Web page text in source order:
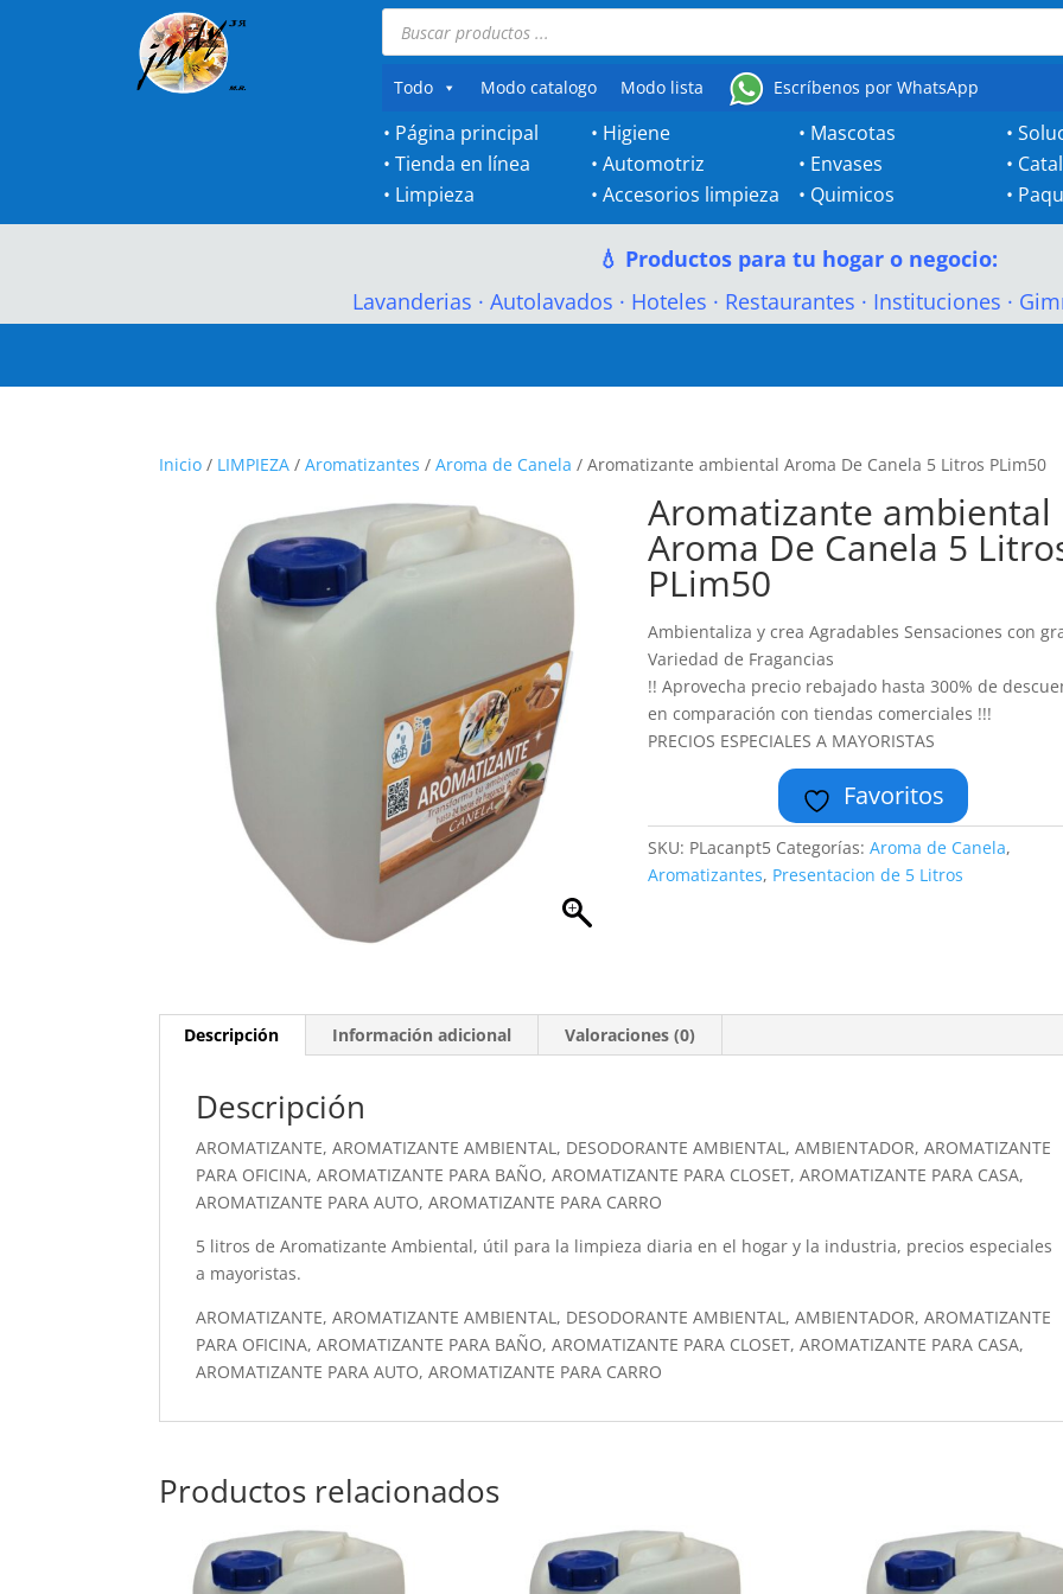
Búsqueda
productos
Todo
Modo catalogo Modo lista Escríbenos por WhatsApp
• Página principal
•Tienda en línea
• Limpieza
• Higiene
•Automotriz
•Accesorios limpieza
• Mascotas
• Envases
• Quimicos
•
•
•
💧 Productos para tu hogar o negocio:
Lavanderias · Autolavados · Hoteles · Restaurantes · Instituciones ·
Inicio / LIMPIEZA /Aromatizantes /Aroma de Canela / Aromatizante ambiental Aroma De Canela 5 Litros PLim50
Aromatizante ambiental
Aroma De Canela 5
PLim50
Ambientaliza y crea Agradables Sensaciones con
Variedad de Fragancias
!! Aprovecha precio rebajado hasta 300% de
en comparación con tiendas comerciales !!!
PRECIOS ESPECIALES A MAYORISTAS
Favoritos
SKU: PLacanpt5 Categorías:Aroma de Canela,
Aromatizantes, Presentacion de 5 Litros
Descripción Información adicional Valoraciones (0)
Descripción
AROMATIZANTE, AROMATIZANTE AMBIENTAL, DESODORANTE AMBIENTAL, AMBIENTADOR, AROMATIZANTE
PARA OFICINA, AROMATIZANTE PARA BAÑO, AROMATIZANTE PARA CLOSET, AROMATIZANTE PARA CASA,
AROMATIZANTE PARA AUTO, AROMATIZANTE PARA CARRO
5 litros de Aromatizante Ambiental, útil para la limpieza diaria en el hogar y la industria, precios especiales
a mayoristas.
AROMATIZANTE, AROMATIZANTE AMBIENTAL, DESODORANTE AMBIENTAL, AMBIENTADOR, AROMATIZANTE
PARA OFICINA, AROMATIZANTE PARA BAÑO, AROMATIZANTE PARA CLOSET, AROMATIZANTE PARA CASA,
AROMATIZANTE PARA AUTO, AROMATIZANTE PARA CARRO
Productos relacionados